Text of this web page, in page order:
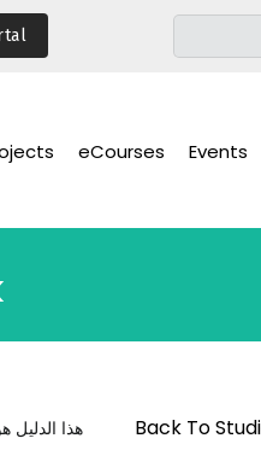
Events
eCourses
هذا الدليل
Back To